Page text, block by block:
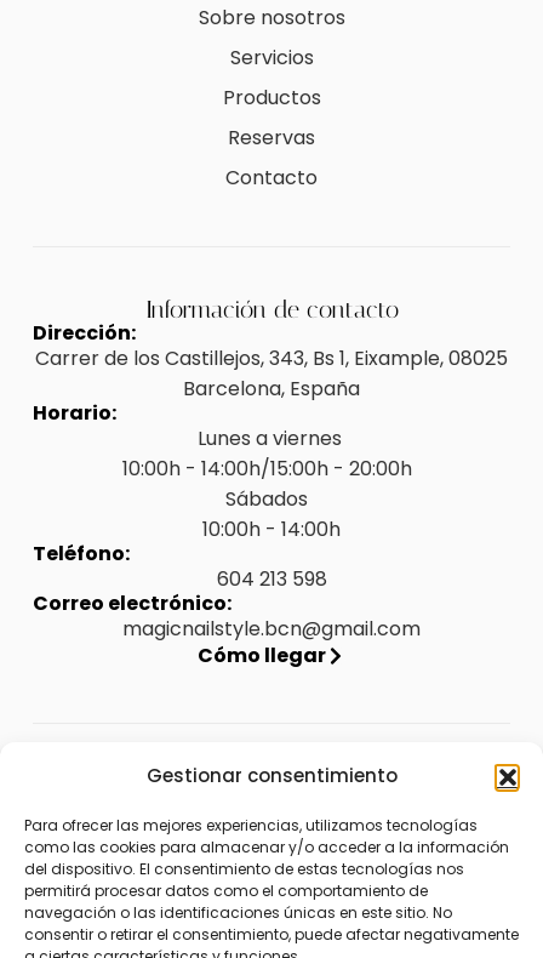
Gestionar consentimiento
Para ofrecer las mejores experiencias, utilizamos tecnologías
como las cookies para almacenar y/o acceder a la información
del dispositivo. El consentimiento de estas tecnologías nos
permitirá procesar datos como el comportamiento de
navegación o las identificaciones únicas en este sitio. No
consentir o retirar el consentimiento, puede afectar negativamente
Sobre nosotros
Servicios
Productos
Reservas
Contacto
Información de contacto
Dirección:
Carrer de los Castillejos, 343, Bs 1, Eixample, 08025
Barcelona, España
Horario:
Lunes a viernes
10:00h - 14:00h/15:00h - 20:00h
Sábados
10:00h - 14:00h
Teléfono:
604 213 598
Correo electrónico:
magicnailstyle.bcn@gmail.com
Cómo llegar
Legal
Aviso legal
Política de privacidad
Política de envíos y devoluciones
Política de cookies (UE)